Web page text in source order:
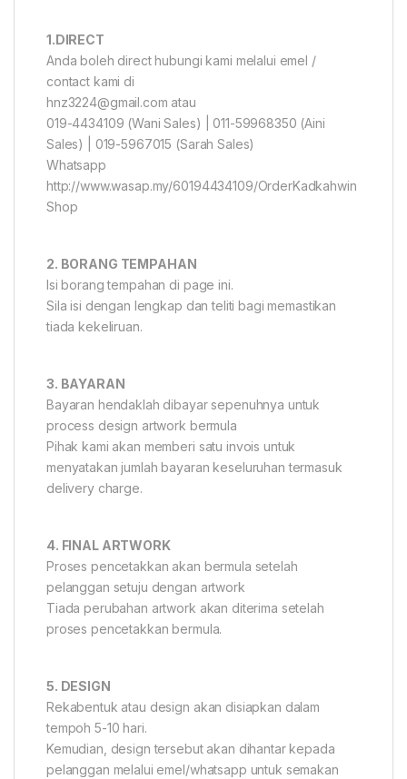
1.DIRECT
Anda boleh direct hubungi kami melalui emel /
contact kami di
hnz3224@gmail.com atau
019-4434109 (Wani Sales) | 011-59968350 (Aini
Sales) | 019-5967015 (Sarah Sales)
Whatsapp
http://www.wasap.my/60194434109/OrderKadkahwin
Shop
2. BORANG TEMPAHAN
Isi borang tempahan di page ini.
Sila isi dengan lengkap dan teliti bagi memastikan
tiada kekeliruan.
3. BAYARAN
Bayaran hendaklah dibayar sepenuhnya untuk
process design artwork bermula
Pihak kami akan memberi satu invois untuk
menyatakan jumlah bayaran keseluruhan termasuk
delivery charge.
4. FINAL ARTWORK
Proses pencetakkan akan bermula setelah
pelanggan setuju dengan artwork
Tiada perubahan artwork akan diterima setelah
proses pencetakkan bermula.
5. DESIGN
Rekabentuk atau design akan disiapkan dalam
tempoh 5-10 hari.
Kemudian, design tersebut akan dihantar kepada
pelanggan melalui emel/whatsapp untuk semakan